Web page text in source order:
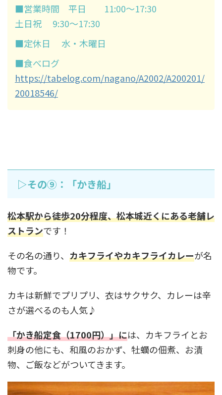
■営業時間 平日 11:00～17:30
土日祝 9:30～17:30
■定休日 水・木曜日
■食べログ
https://tabelog.com/nagano/A2002/A200201/
20018546/
▷その⑨：「かき船」
松本駅から徒歩20分程度、松本城近くにある老舗レ
ストランです！
その名の通り、 カキフライやカキフライカレーが名
物です。
カキは新鮮でプリプリ、衣はサクサク、カレーは辛
さが選べるのも人気♪
「かき船定食（1700円）」には、カキフライとお
刺身の他にも、和風のおかず、牡蠣の佃煮、お漬
物、ご飯などがついてきます。